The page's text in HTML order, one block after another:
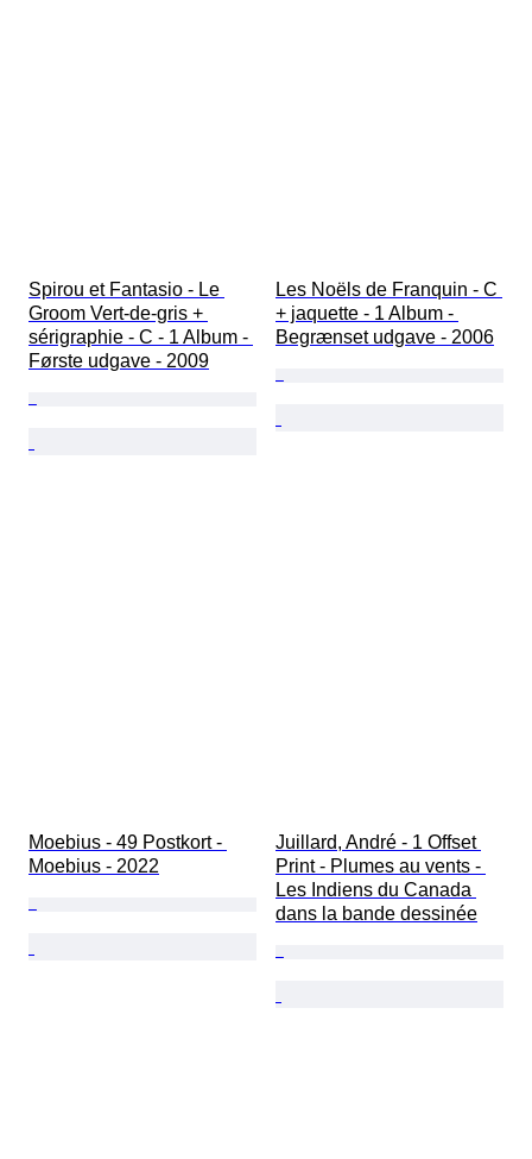
Spirou et Fantasio - Le
Groom Vert-de-gris +
sérigraphie - C - 1 Album -
Første udgave - 2009
Les Noëls de Franquin - C
+ jaquette - 1 Album -
Begrænset udgave - 2006
Moebius - 49 Postkort -
Moebius - 2022
Juillard, André - 1 Offset
Print - Plumes au vents -
Les Indiens du Canada
dans la bande dessinée